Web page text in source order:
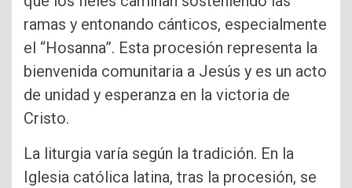
ramas y entonando cánticos, especialmente
el “Hosanna”. Esta procesión representa la
bienvenida comunitaria a Jesús y es un acto
de unidad y esperanza en la victoria de
Cristo.
La liturgia varía según la tradición. En la
Iglesia católica latina, tras la procesión, se